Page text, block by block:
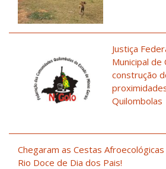
Justiça
Municipal de
construção
Quilombolas
Chegaram as Cestas
Rio Doce de Dia dos Pais!